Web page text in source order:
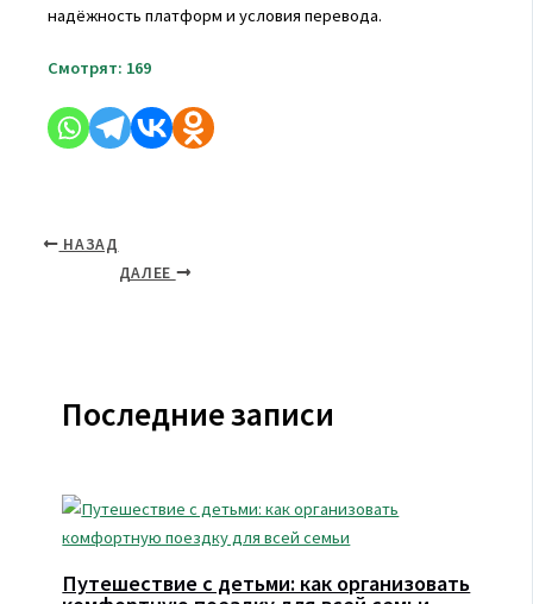
надёжность платформ и условия перевода.
Смотрят: 169
НАЗАД
ДАЛЕЕ
Последние записи
Путешествие с детьми: как организовать